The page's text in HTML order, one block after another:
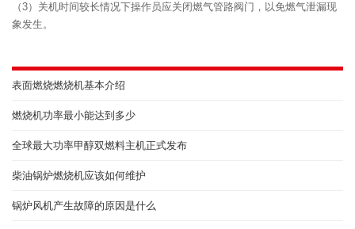
（3）关机时间较长情况下操作员应关闭燃气管路阀门，以免燃气泄漏现
象发生。
表面燃烧燃烧机基本介绍
燃烧机功率最小能达到多少
全球最大功率甲醇双燃料主机正式发布
柴油锅炉燃烧机应该如何维护
锅炉风机产生故障的原因是什么